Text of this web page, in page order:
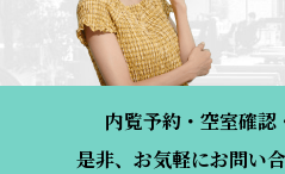
内覧予約・空室確
是非、お気軽にお問い